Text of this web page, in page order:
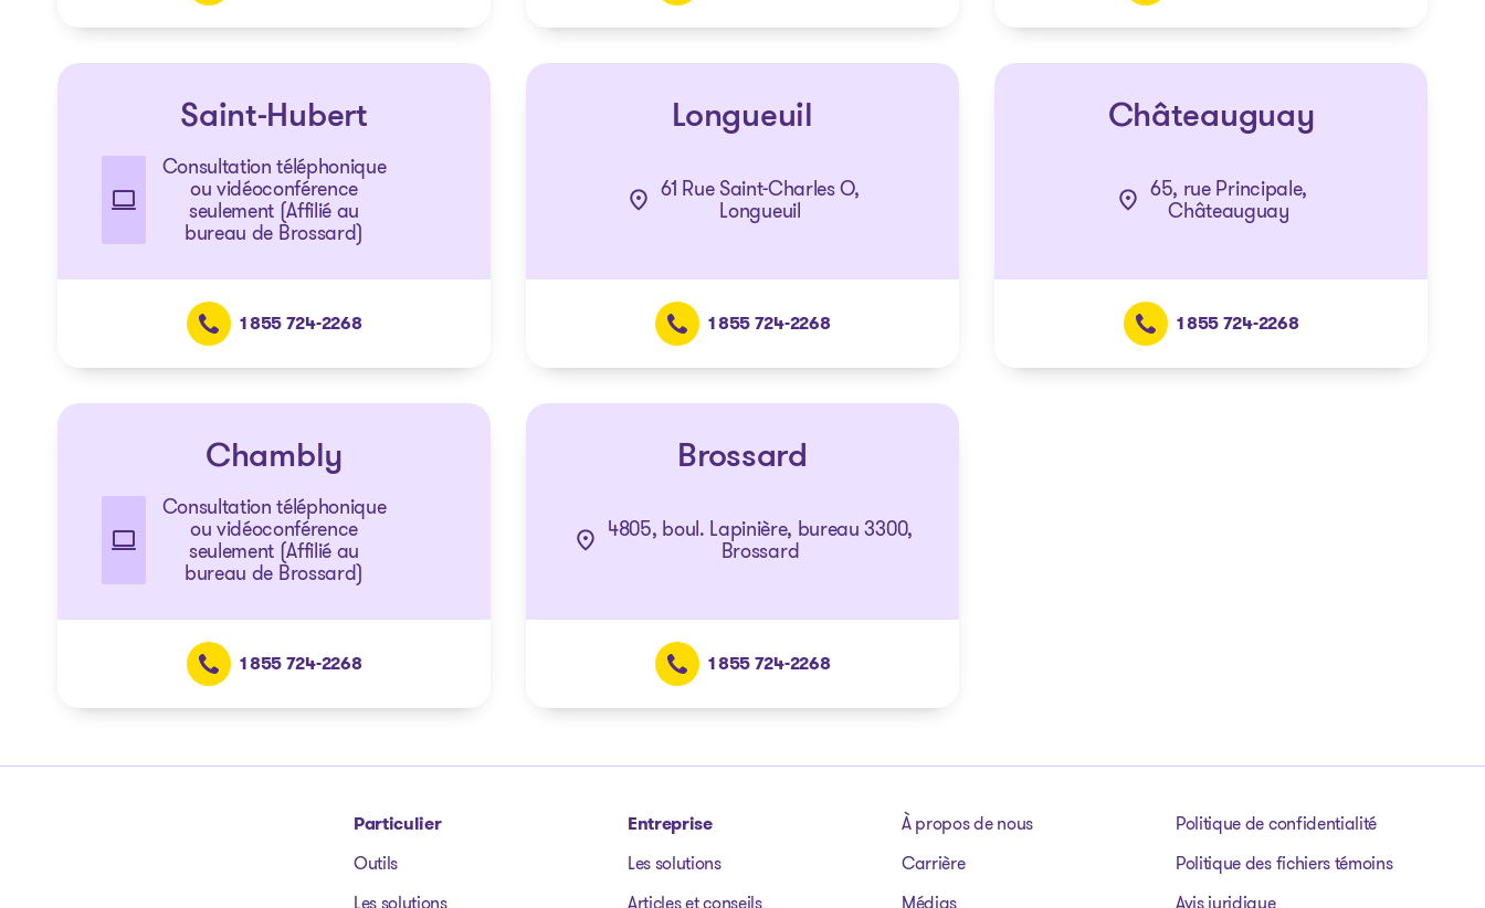
Saint-Hubert
Consultation téléphonique
ou vidéoconférence
seulement (Affilié au
bureau de Brossard)
1 855 724-2268
Longueuil
61 Rue Saint-Charles O,
Longueuil
1 855 724-2268
Châteauguay
65, rue Principale,
Châteauguay
1 855 724-2268
Chambly
Consultation téléphonique
ou vidéoconférence
seulement (Affilié au
bureau de Brossard)
1 855 724-2268
Brossard
4805, boul. Lapinière, bureau 3300,
Brossard
1 855 724-2268
Particulier
Outils
Entreprise
Les solutions
À propos de nous
Carrière
Politique de confidentialité
Politique des fichiers témoins